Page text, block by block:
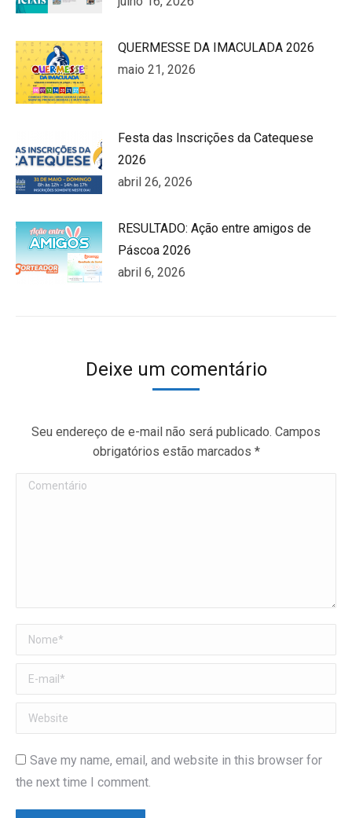
QUERMESSE DA IMACULADA 2026
maio 21, 2026
Festa das Inscrições da Catequese
2026
abril 26, 2026
RESULTADO: Ação entre amigos de
Páscoa 2026
abril 6, 2026
Deixe um comentário
Seu endereço de e-mail não será publicado. Campos
obrigatórios estão marcados *
Comentário
Nome *
E-mail *
Website
Save my name, email, and website in this browser for
the next time I comment.